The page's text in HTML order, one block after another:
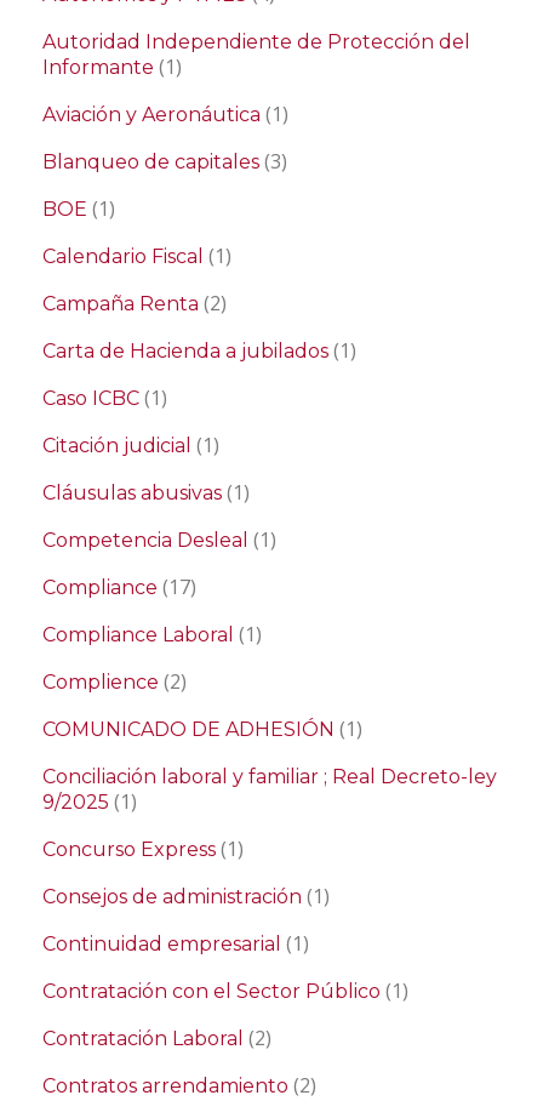
Autoridad Independiente de Protección del
Informante (1)
Aviación y Aeronáutica (1)
Blanqueo de capitales (3)
BOE (1)
Calendario Fiscal (1)
Campaña Renta (2)
Carta de Hacienda a jubilados (1)
Caso ICBC (1)
Citación judicial (1)
Cláusulas abusivas (1)
Competencia Desleal (1)
Compliance (17)
Compliance Laboral (1)
Complience (2)
COMUNICADO DE ADHESIÓN (1)
Conciliación laboral y familiar ; Real Decreto-ley
9/2025 (1)
Concurso Express (1)
Consejos de administración (1)
Continuidad empresarial (1)
Contratación con el Sector Público (1)
Contratación Laboral (2)
Contratos arrendamiento (2)